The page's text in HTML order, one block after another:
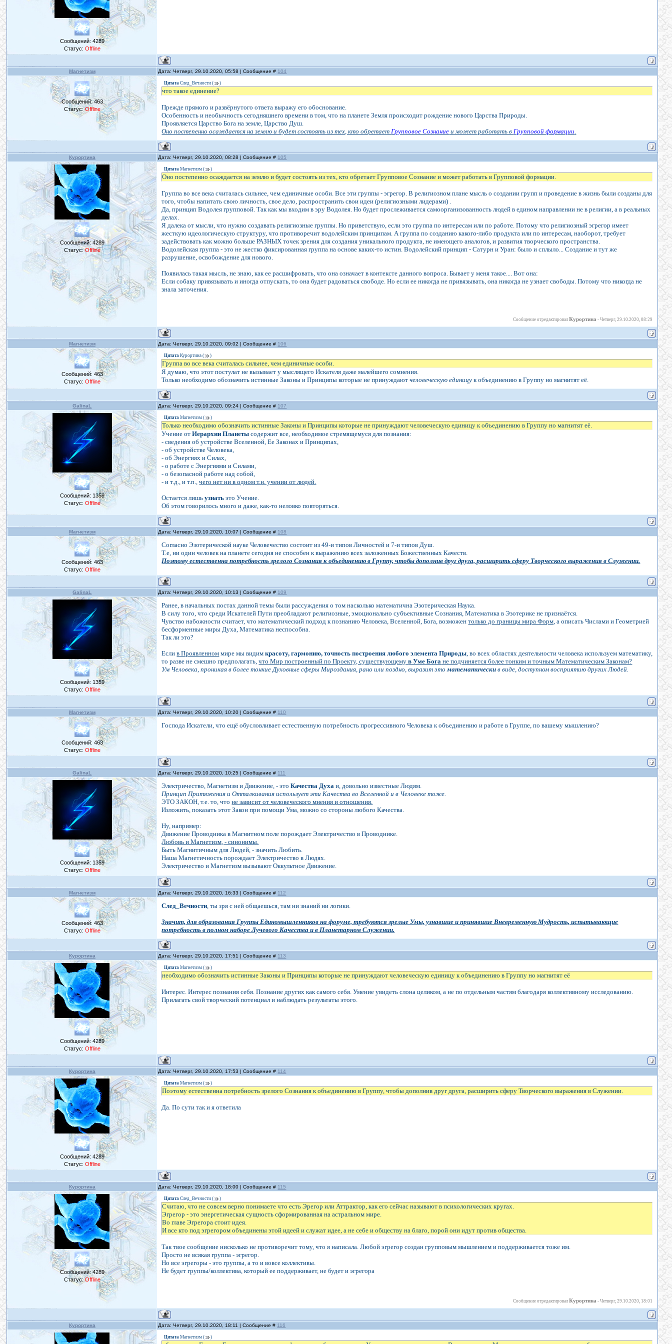
Сообщений: 4289
Статус: Offline
Магнетизм Дата: Четверг, 29.10.2020, 05:58 | Сообщение # 104
Сообщений:463
Статус:Offline
Цитата След_Вечности ( )
что такое единение?
Прежде прямого и развёрнутого ответа выражу его обоснование.
Особенность и необычность сегодняшнего времени в том, что на планете Земля происходит рождение нового Царства Природы.
Проявляется Царство Бога на земле, Царство Душ.
Оно постепенно осаждается на землю и будет состоять из тех, кто обретаетГрупповое Сознание и может работать вГрупповой формации.
Курортина Дата: Четверг, 29.10.2020, 08:28 | Сообщение # 105
Сообщений:4289
Статус:Offline
Цитата Магнетизм ( )
Оно постепенно осаждается на землю и будет состоять из тех, кто обретает Групповое Сознание и может работать в Групповой формации.
Группа во все века считалась сильнее, чем единичные особи. Все эти группы - эгрегор. В религиозном плане мысль о создании групп и проведение в жизнь были созданы для
того, чтобы напитать свою личность, свое дело, распространить свои идеи (религиозными лидерами) .
Да, принцип Водолея групповой. Так как мы входим в эру Водолея. Но будет прослеживается самоорганизованность людей в едином направлении не в религии, а в реальных
делах.
Я далека от мысли, что нужно создавать религиозные группы. Но приветствую, если это группа по интересам или по работе. Потому что религиозный эгрегор имеет
жесткую идеологическую структуру, что противоречит водолейским принципам. А группа по созданию какого-либо продукта или по интересам, наоборот, требует
задействовать как можно больше РАЗНЫХ точек зрения для создания уникального продукта, не имеющего аналогов, и развития творческого пространства.
Водолейская группа - это не жестко фиксированная группа на основе каких-то истин. Водолейский принцип - Сатурн и Уран: было и сплыло... Создание и тут же
разрушение, освобождение для нового.
Появилась такая мысль, не знаю, как ее расшифровать, что она означает в контексте данного вопроса. Бывает у меня такое.... Вот она:
Если собаку привязывать и иногда отпускать, то она будет радоваться свободе. Но если ее никогда не привязывать, она никогда не узнает свободы. Потому что никогда не
знала заточения.
Сообщение отредактировалКурортина -Четверг, 29.10.2020, 08:29
Магнетизм Дата: Четверг, 29.10.2020, 09:02 | Сообщение # 106
Сообщений: 463
Статус: Offline
Цитата Курортина ( )
Группа во все века считалась сильнее, чем единичные особи.
Я думаю, что этот постулат не вызывает у мыслящего Искателя даже малейшего сомнения.
Только необходимо обозначить истинные Законы и Принципы которые не принуждаютчеловеческую единицу к объединению в Группу но магнитят её.
GalinaL Дата: Четверг, 29.10.2020, 09:24 | Сообщение # 107
Сообщений: 1359
Статус: Offline
Цитата Магнетизм ( )
Только необходимо обозначить истинные Законы и Принципы которые не принуждают человеческую единицу к объединению в Группу но магнитят её.
Учение отИерархии Планеты содержит все, необходимое стремящемуся для познания:
- сведения об устройстве Вселенной, Ее Законах и Принципах,
- об устройстве Человека,
- об Энергиях и Силах,
- о работе с Энергиями и Силами,
- о безопасной работе над собой,
- и т.д., и т.п.,чего нет ни в одном т.н. учении от людей.
Остается лишьузнать это Учение.
Об этом говорилось много и даже, как-то неловко повторяться.
Магнетизм Дата: Четверг, 29.10.2020, 10:07 | Сообщение # 108
Сообщений: 463
Статус: Offline
Согласно Эзотерической науке Человечество состоит из 49-и типов Личностей и 7-и типов Душ.
Т.е, ни один человек на планете сегодня не способен к выражению всех заложенных Божественных Качеств.
Поэтому естественна потребность зрелого Сознания к объединению в Группу, чтобы дополнив друг друга, расширить сферу Творческого выражения в Служении.
GalinaL Дата: Четверг, 29.10.2020, 10:13 | Сообщение # 109
Сообщений: 1359
Статус: Offline
Ранее, в начальных постах данной темы были рассуждения о том насколько математична Эзотерическая Наука.
В силу того, что среди Искателей Пути преобладают религиозные, эмоционально субъективные Сознания, Математика в Эзотерике не признаётся.
Чувство набожности считает, что математический подход к познанию Человека, Вселенной, Бога, возможентолько до границы мира Форм, а описать Числами и Геометрией
бесформенные миры Духа, Математика неспособна.
Так ли это?
Еслив Проявленном мире мы видимкрасоту, гармонию, точность построения любого элемента Природы, во всех областях деятельности человека используем математику,
то разве не смешно предполагать,что Мир построенный по Проекту, существующемув Уме Бога не подчиняется более тонким и точным Математическим Законам?
Ум Человека, проникая в более тонкие Духовные сферы Мироздания, рано или поздно, выразит этоматематически в виде, доступном восприятию других Людей.
Магнетизм Дата: Четверг, 29.10.2020, 10:20 | Сообщение # 110
Сообщений: 463
Статус: Offline
Господа Искатели, что ещё обусловливает естественную потребность прогрессивного Человека к объединению и работе в Группе, по вашему мышлению?
GalinaL Дата: Четверг, 29.10.2020, 10:25 | Сообщение # 111
Сообщений: 1359
Статус: Offline
Электричество, Магнетизм и Движение, - этоКачества Духаи, довольно известные Людям.
Принцип Притяжения и Отталкивания использует эти Качества во Вселенной и в Человеке тоже.
ЭТО ЗАКОН, т.е. то, чтоне зависит от человеческого мнения и отношения.
Изложить, показать этот Закон при помощи Ума, можно со стороны любого Качества.
Ну, например:
Движение Проводника в Магнитном поле порождает Электричество в Проводнике.
Любовь и Магнетизм, - синонимы.
Быть Магнитичным для Людей, - значить Любить.
Наша Магнетичность порождает Электричество в Людях.
Электричество и Магнетизм вызывают Оккультное Движение.
Магнетизм Дата: Четверг, 29.10.2020, 16:33 | Сообщение # 112
Сообщений: 463
Статус: Offline
След_Вечности, ты зря с ней общаешься, там ни знаний ни логики.
Значит, для образования Группы Единомышленников на форуме, требуются зрелые Умы, узнавшие и принявшие Вневременную Мудрость, испытывающие
потребность в полном наборе Лучевого Качества и в Планетарном Служении.
Курортина Дата: Четверг, 29.10.2020, 17:51 | Сообщение # 113
Сообщений: 4289
Статус: Offline
Цитата Магнетизм ( )
необходимо обозначить истинные Законы и Принципы которые не принуждают человеческую единицу к объединению в Группу но магнитят её
Интерес. Интерес познания себя. Познание других как самого себя. Умение увидеть слона целиком, а не по отдельным частям благодаря коллективному исследованию.
Прилагать свой творческий потенциал и наблюдать результаты этого.
Курортина Дата: Четверг, 29.10.2020, 17:53 | Сообщение # 114
Сообщений: 4289
Статус: Offline
Цитата Магнетизм ( )
Поэтому естественна потребность зрелого Сознания к объединению в Группу, чтобы дополнив друг друга, расширить сферу Творческого выражения в Служении.
Да. По сути так и я ответила
Курортина Дата: Четверг, 29.10.2020, 18:00 | Сообщение # 115
Сообщений:4289
Статус:Offline
Цитата След_Вечности ( )
Считаю, что не совсем верно понимаете что есть Эрегор или Аттрактор, как его сейчас называют в психологических кругах.
Эгрегор - это энергетическая сущность сформированная на астральном мире.
Во главе Эгрегора стоит идея.
И все кто под эгрегором объединены этой идеей и служат идее, а не себе и обществу на благо, порой они идут против общества.
Так твое сообщение нисколько не противоречит тому, что я написала. Любой эгрегор создан групповым мышлением и поддерживается тоже им.
Просто не всякая группа - эгрегор.
Но все эгрегоры - это группы, а то и вовсе коллективы.
Не будет группы/коллектива, который ее поддерживает, не будет и эгрегора
Сообщение отредактировалКурортина -Четверг, 29.10.2020, 18:01
Курортина Дата: Четверг, 29.10.2020, 18:11 | Сообщение # 116
Цитата Магнетизм ( )